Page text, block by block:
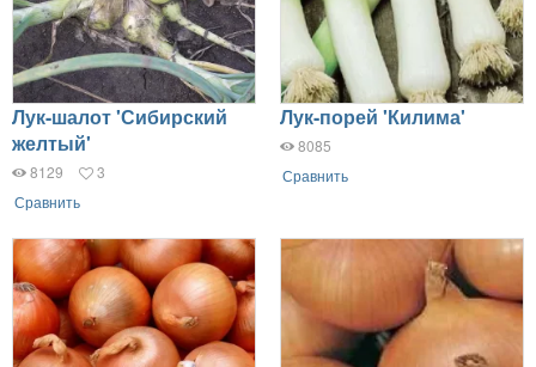
Лук-шалот 'Сибирский
желтый'
8129
3
Сравнить
Лук-порей 'Килима'
8085
Сравнить